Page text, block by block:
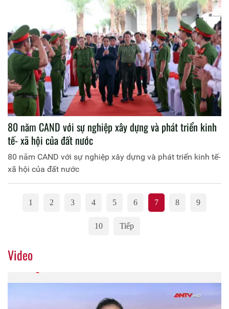
80 năm CAND với sự nghiệp xây dựng và phát triển kinh
tế- xã hội của đất nước
80 năm CAND với sự nghiệp xây dựng và phát triển kinh tế-
xã hội của đất nước
1 2 3 4 5 6 7 8 9
10 Tiếp
Video